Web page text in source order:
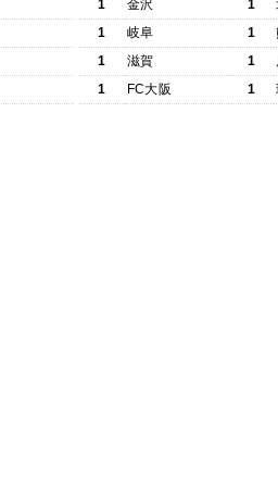
1
金沢 1
1
岐阜 1
1
滋賀 1
1
FC大阪 1